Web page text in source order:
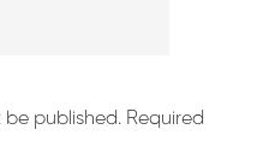
be published. Required